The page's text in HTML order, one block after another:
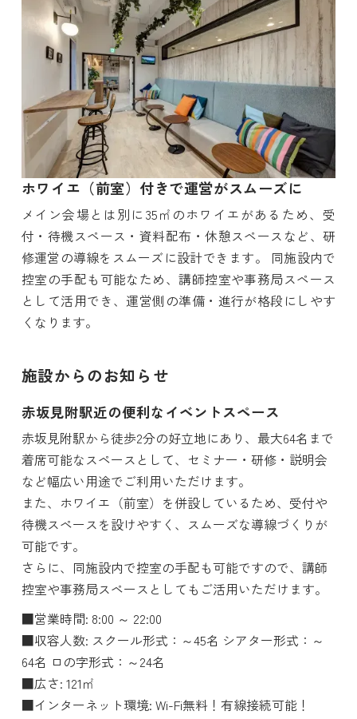
ホワイエ（前室）付きで運営がスムーズに
メイン会場とは別に35㎡のホワイエがあるため、受
付・待機スペース・資料配布・休憩スペースなど、研
修運営の導線をスムーズに設計できます。 同施設内で
控室の手配も可能なため、講師控室や事務局スペース
として活用でき、運営側の準備・進行が格段にしやす
くなります。
施設からのお知らせ
赤坂見附駅近の便利なイベントスペース
赤坂見附駅から徒歩2分の好立地にあり、最大64名まで
着席可能なスペースとして、セミナー・研修・説明会
など幅広い用途でご利用いただけます。
また、ホワイエ（前室）を併設しているため、受付や
待機スペースを設けやすく、スムーズな導線づくりが
可能です。
さらに、同施設内で控室の手配も可能ですので、講師
控室や事務局スペースとしてもご活用いただけます。
■営業時間: 8:00 ～ 22:00
■収容人数: スクール形式：～45名 シアター形式：～
64名 ロの字形式：～24名
■広さ: 121㎡
■インターネット環境: Wi-Fi無料！有線接続可能！